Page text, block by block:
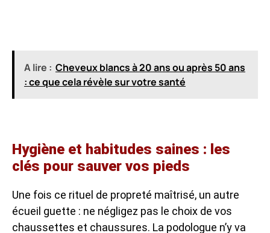
A lire : Cheveux blancs à 20 ans ou après 50 ans
: ce que cela révèle sur votre santé
Hygiène et habitudes saines : les
clés pour sauver vos pieds
Une fois ce rituel de propreté maîtrisé, un autre
écueil guette : ne négligez pas le choix de vos
chaussettes et chaussures. La podologue n’y va